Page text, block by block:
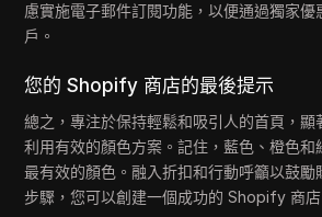
慮實施電子郵件訂閱功能，以便通過獨家優
戶。
您的 Shopify 商店的最後提示
總之，專注於保持輕鬆和吸引人的首頁，顯
利用有效的顏色方案。記住，藍色、橙色和
最有效的顏色。融入折扣和行動呼籲以鼓勵
步驟，您可以創建一個成功的 Shopify 商店